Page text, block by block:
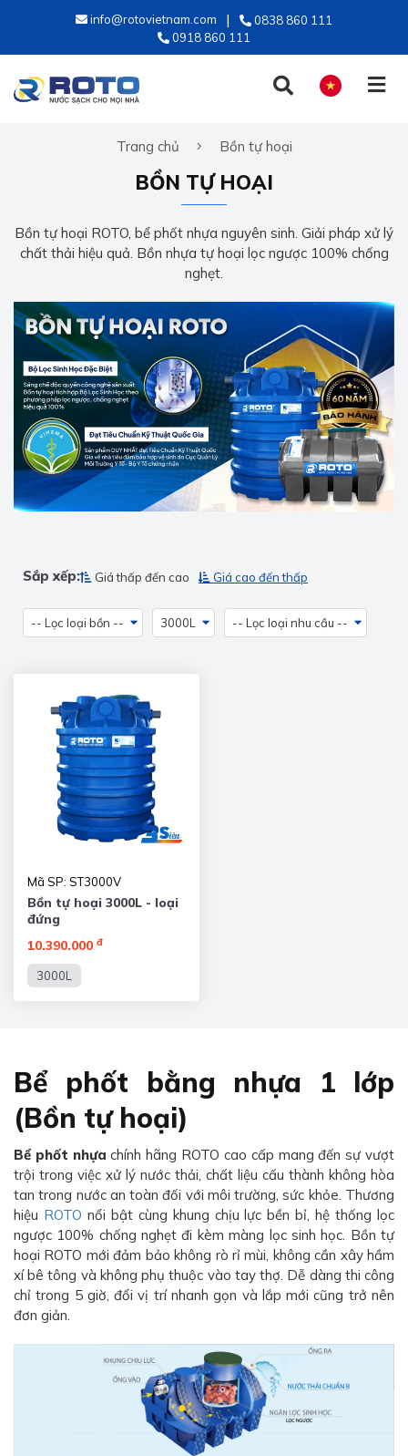
info@rotovietnam.com
0838 860 111
0918 860 111
Trang chủ Bồn tự hoại
BỒN TỰ HOẠI
Bồn tự hoại ROTO, bể phốt nhựa nguyên sinh. Giải pháp xử lý
chất thải hiệu quả. Bồn nhựa tự hoại lọc ngược 100% chống
nghẹt.
Sắp xếp: Giá thấp đến cao Giá cao đến thấp
-- Lọc loại bồn -- 3000L -- Lọc loại nhu cầu --
Mã SP: ST3000V
Bồn tự hoại 3000L - loại
đứng
10.390.000 đ
3000L
Bể phốt bằng nhựa 1 lớp
(Bồn tự hoại)
Bể phốt nhựa chính hãng ROTO cao cấp mang đến sự vượt
trội trong việc xử lý nước thải, chất liệu cấu thành không hòa
tan trong nước an toàn đối với môi trường, sức khỏe. Thương
hiệu ROTO nổi bật cùng khung chịu lực bền bỉ, hệ thống lọc
ngược 100% chống nghẹt đi kèm màng lọc sinh học. Bồn tự
hoại ROTO mới đảm bảo không rò rỉ mùi, không cần xây hầm
xí bê tông và không phụ thuộc vào tay thợ. Dễ dàng thi công
chỉ trong 5 giờ, đổi vị trí nhanh gọn và lắp mới cũng trở nên
đơn giản.